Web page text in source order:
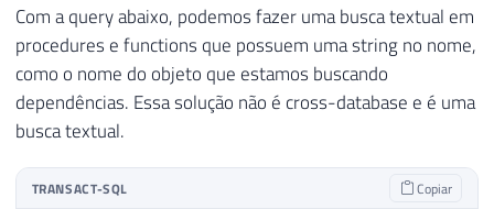
Com a query abaixo, podemos fazer uma busca textual em
procedures e functions que possuem uma string no nome,
como o nome do objeto que estamos buscando
dependências. Essa solução não é cross-database e é uma
busca textual.
TRANSACT-SQL Copiar